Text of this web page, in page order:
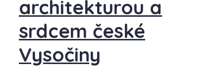
architekturou a
srdcem české
Vysočiny